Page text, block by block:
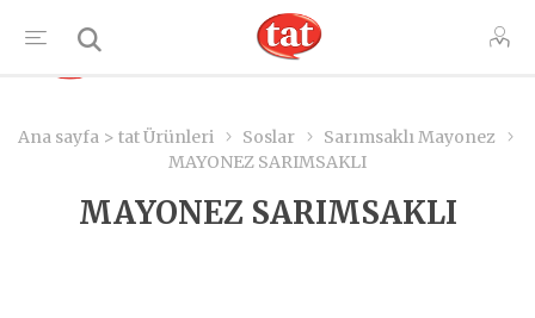
Ana sayfa > tat Ürünleri Soslar
Sarımsaklı Mayonez
MAYONEZ SARIMSAKLI
MAYONEZ SARIMSAKLI